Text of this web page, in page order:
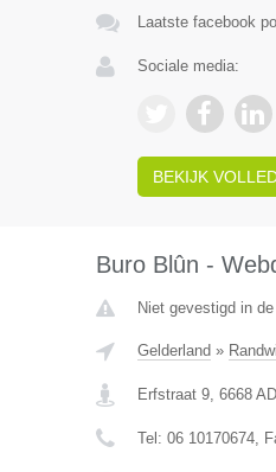
Laatste facebook
Sociale media:
BEKIJK
Buro Blûn -
Niet gevestigd in
Gelderland »
Erfstraat 9, 6668 AD
Tel: 06 10170674,